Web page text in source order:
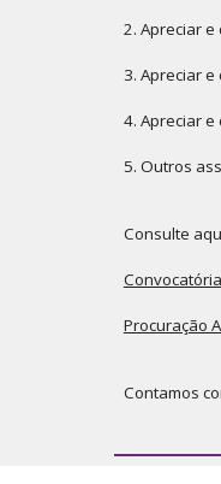
2. Apreciar
3. Apreciar
4. Apreciar
5. Outros
Consulte
Procuração
Contamos